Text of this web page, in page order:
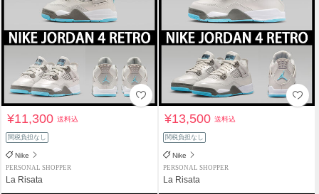
¥11,300送料込
関税負担なし
Nike
PERSONAL SHOPPER
La Risata
¥13,500送料込
関税負担なし
Nike
PERSONAL SHOPPER
La Risata